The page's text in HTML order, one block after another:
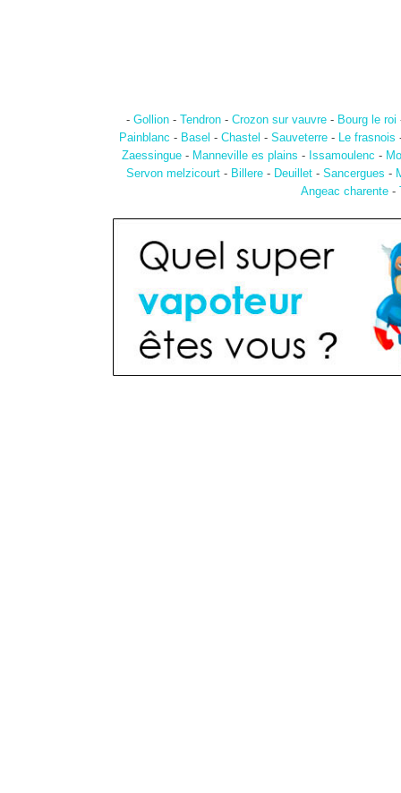
- Gollion- Tendron- Crozon sur vauvre- Bourg le roi
Painblanc - Basel - Chastel - Sauveterre - Le frasnois
Zaessingue - Manneville es plains - Issamoulenc -
Servon melzicourt- Billere- Deuillet- Sancergues -
Angeac charente-